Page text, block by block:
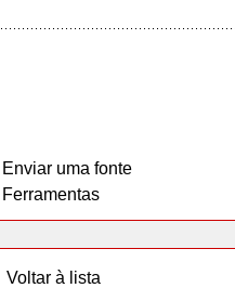
Enviar uma fonte
Ferramentas
Voltar à lista